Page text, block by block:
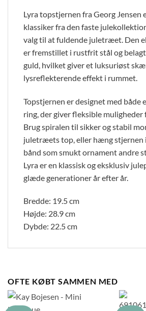
Lyra topstjernen fra Georg Jensen
klassiker fra den faste
valg til at fuldende juletræet. Den
er fremstillet i rustfrit stål og
guld, hvilket giver et luksuriøst
lysreflekterende effekt i rummet.
Topstjernen er designet med både
ring, der giver fleksible
Brug spiralen til sikker og stabil
juletræets top, eller hæng stjernen
bånd som smukt ornament andre
Lyra er en klassisk og eksklusiv
glæde generationer år efter år.
Bredde: 19.5 cm
Højde: 28.9 cm
Dybde: 22.5 cm
OFTE KØBT SAMMEN MED